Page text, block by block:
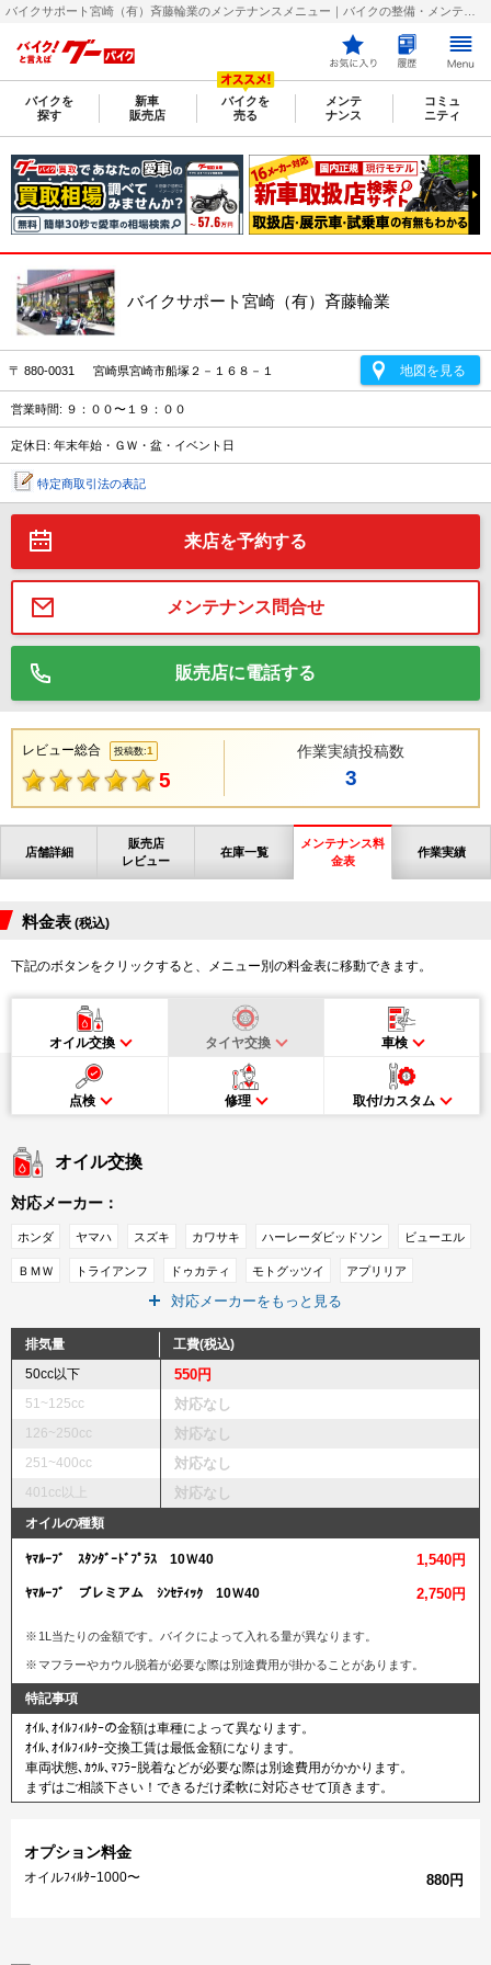
バイクを
探す
新車
販売店
バイクを
売る
メンテ
ナンス
コミュ
ニティ
バイクサポート宮崎（有）斉藤輪業
〒 880-0031 宮崎県宮崎市船塚２－１６８－１ 地図を見る
営業時間: ９：００〜１９：００
定休日: 年末年始・ＧＷ・盆・イベント日
特定商取引法の表記
来店を予約する
メンテナンス問合せ
販売店に電話する
レビュー総合 投稿数:1
5
作業実績投稿数
3
店舗詳細
販売店
レビュー
在庫一覧
メンテナンス料
金表
作業実績
料金表 (税込)
下記のボタンをクリックすると、メニュー別の料金表に移動できます。
オイル交換 タイヤ交換 車検
点検 修理 取付/カスタム
オイル交換
対応メーカー：
ホンダ ヤマハ スズキ カワサキ ハーレーダビッドソン ビューエル
ＢＭＷ トライアンフ ドゥカティ モトグッツイ アプリリア
ＭＶアグスタ ベスパ ＫＴＭ キムコ
インディアン その他メーカー
対応メーカーをもっと見る
排気量
工費(税込)
50cc以下
550円
51~125cc 対応なし
126~250cc 対応なし
251~400cc 対応なし
401cc以上 対応なし
オイルの種類
ﾔﾏﾙｰﾌﾞ ｽﾀﾝﾀﾞｰﾄﾞﾌﾟﾗｽ 10Ｗ40 1,540円
ﾔﾏﾙｰﾌﾞ プレミアム ｼﾝｾﾃｨｯｸ 10Ｗ40 2,750円
1L当たりの金額です。バイクによって入れる量が異なります。
マフラーやカウル脱着が必要な際は別途費用が掛かることがあります。
特記事項
ｵｲﾙ､ｵｲﾙﾌｨﾙﾀｰの金額は車種によって異なります。
ｵｲﾙ､ｵｲﾙﾌｨﾙﾀｰ交換工賃は最低金額になります。
車両状態､ｶｳﾙ､ﾏﾌﾗｰ脱着などが必要な際は別途費用がかかります。
まずはご相談下さい！できるだけ柔軟に対応させて頂きます。
オプション料金
オイルﾌｨﾙﾀｰ1000〜 880円